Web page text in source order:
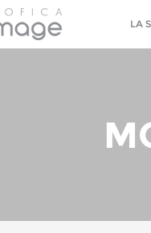
LA